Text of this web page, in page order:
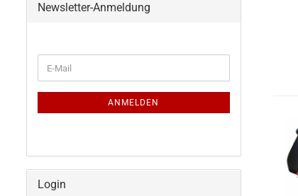
Newsletter-Anmeldung
ZUR
E-
Mail
ANMELDEN
Login